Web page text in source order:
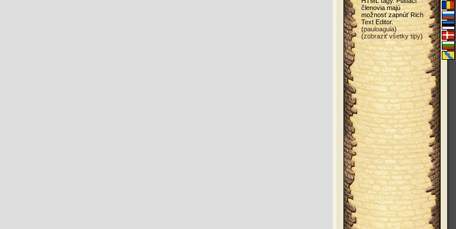
členovia majú
možnosť zapnúť Rich
Text Editor.
(pauloaguia)
(zobraziť všetky tipy)